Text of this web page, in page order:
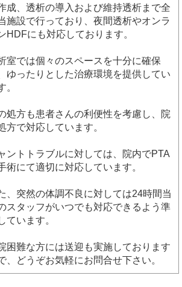
成、透析の導入および維持透析まで全
施設で行っており、夜間透析やオンラ
HDFにも対応しております。
室では個々のスペースを十分に確保
ゆったりとした治療環境を提供してい
。
処方も患者さんの利便性を考慮し、院
方で対応しています。
ントトラブルに対しては、院内でPTA
術にて適切に対応しています。
、突然の体調不良に対しては24時間当
スタッフがいつでも対応できるよう準
ています。
困難な方には送迎も実施しております
、どうぞお気軽にお問合せ下さい。